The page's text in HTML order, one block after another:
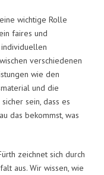
wichtige Rolle
faires und
verschiedenen
wie den
und die
sein, dass es
das bekommst, was
zeichnet sich durch
aus. Wir wissen, wie